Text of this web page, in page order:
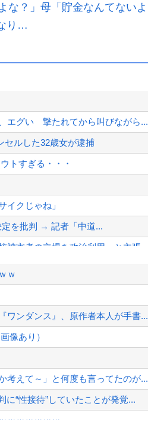
な？」母「貯金なんてない
り…
エグい 撃たれてから叫びながら...
セルした32歳女が逮捕
トすぎる・・・
イクじゃね」
定を批判 → 記者「中道...
害者の立場を政治利用」と主張...
願い
ら？
アーーーーー！！
願い
憶測が飛び交う。1週間ぶり...
波不可避へ
ｗ
ワンダンス』、原作者本人が手書...
像あり）
考えて～」と何度も言ってたのが...
に“性接待”していたことが発覚...
ｗｗｗｗｗｗ